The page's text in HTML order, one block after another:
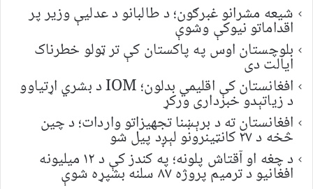
شیعه مشرانو غبرګون؛ د طالبانو د عدلیې وزیر پر
اقداماتو نیوکې وشوې
بلوچستان اوس په پاکستان کې تر ټولو خطرناک
ایالت دی
افغانستان کې اقلیمي بدلون؛ IOM د بشري اړتیاوو
د زیاتېدو خبرداری ورکړ
افغانستان ته د برېښنا تجهیزاتو واردات؛ د چین
څخه د ۲۷ کانټینرونو لېږد پیل شو
د چغه او آقتاش پلونه؛ په کندز کې د ۱۲ میلیونه
افغانیو د ترمیم پروژه ۸۷ سلنه بشپړه شوې